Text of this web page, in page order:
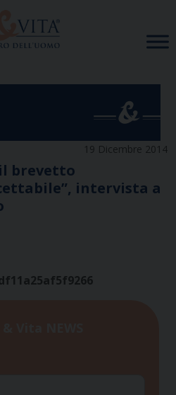
19 Dicembre 2014
brevetto
intervista a